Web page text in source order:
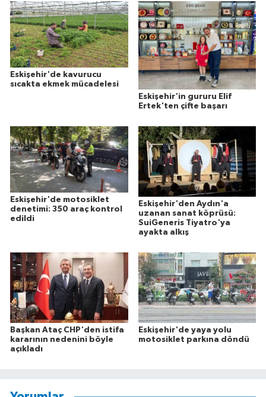
Eskişehir'de kavurucu
sıcakta ekmek mücadelesi
Eskişehir'in gururu Elif
Ertek'ten çifte başarı
Eskişehir'de motosiklet
denetimi: 350 araç kontrol
edildi
Eskişehir'den Aydın'a
uzanan sanat köprüsü:
SuiGeneris Tiyatro'ya
ayakta alkış
Başkan Ataç CHP'den istifa
kararının nedenini böyle
açıkladı
Eskişehir'de yaya yolu
motosiklet parkına döndü